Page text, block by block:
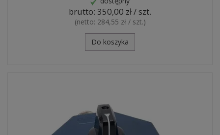
brutto: 350,00 zł / szt.
(netto: 284,55 zł / szt.)
Do koszyka